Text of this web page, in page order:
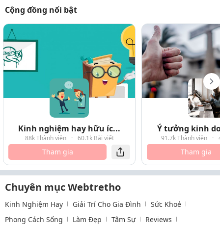
Cộng đồng nổi bật
Kinh nghiệm hay hữu íc...
88k Thành viên · 60.1k Bài viết
Tham gia
Ý tưởng kinh
91.7k Thành viên ·
Tham gia
Chuyên mục Webtretho
Kinh Nghiệm Hay Giải Trí Cho Gia Đình
Sức Khoẻ
Phong Cách Sống
Làm Đẹp Tâm Sự Reviews